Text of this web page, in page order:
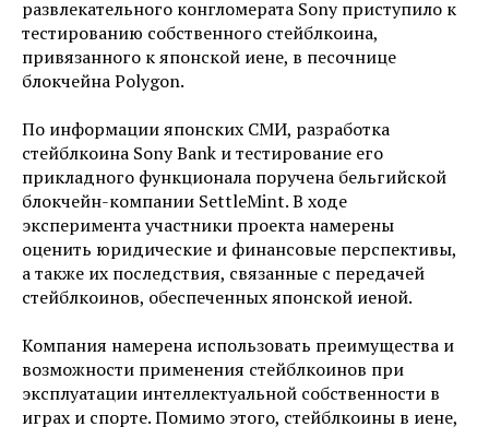
развлекательного конгломерата Sony приступило к
тестированию собственного стейблкоина,
привязанного к японской иене, в песочнице
блокчейна Polygon.
По информации японских СМИ, разработка
стейблкоина Sony Bank и тестирование его
прикладного функционала поручена бельгийской
блокчейн-компании SettleMint. В ходе
эксперимента участники проекта намерены
оценить юридические и финансовые перспективы,
а также их последствия, связанные с передачей
стейблкоинов, обеспеченных японской иеной.
Компания намерена использовать преимущества и
возможности применения стейблкоинов при
эксплуатации интеллектуальной собственности в
играх и спорте. Помимо этого, стейблкоины в иене,